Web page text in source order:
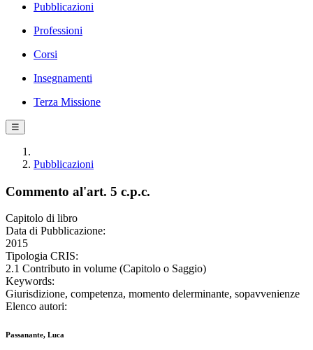
Pubblicazioni
Professioni
Corsi
Insegnamenti
Terza Missione
☰
Pubblicazioni
Commento al'art. 5 c.p.c.
Capitolo di libro
Data di Pubblicazione:
2015
Tipologia CRIS:
2.1 Contributo in volume (Capitolo o Saggio)
Keywords:
Giurisdizione, competenza, momento delerminante, sopavvenienze
Elenco autori:
Passanante, Luca